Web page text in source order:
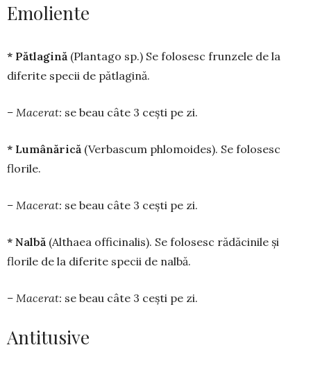
Emoliente
* Pătlagină (Plantago sp.) Se folosesc frunzele de la
diferite specii de pătlagină.
– Macerat: se beau câte 3 cești pe zi.
* Lumânărică (Verbascum phlomoides). Se fo­lo­­sesc
florile.
– Macerat: se beau câte 3 cești pe zi.
* Nalbă (Althaea officinalis). Se folosesc rădă­cinile și
florile de la diferite specii de nalbă.
– Macerat: se beau câte 3 cești pe zi.
Antitusive